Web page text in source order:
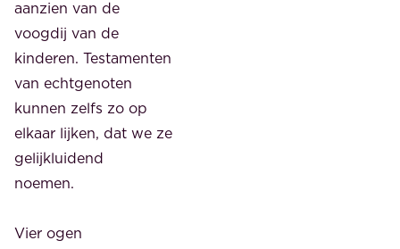
aanzien van de
voogdij van de
kinderen. Testamenten
van echtgenoten
kunnen zelfs zo op
elkaar lijken, dat we ze
gelijkluidend
noemen.
Vier ogen